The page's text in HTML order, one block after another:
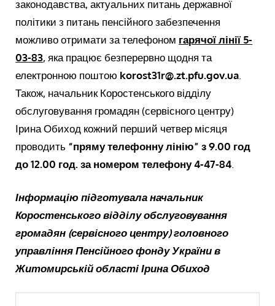
законодавства, актуальних питань державної
політики з питань пенсійного забезпечення
можливо отримати за телефоном гарячої лінії 5-
03-83, яка працює безперервно щодня та
електронною поштою korost31r@.zt.pfu.gov.ua
Також, начальник Коростенського відділу
обслуговування громадян (сервісного центру)
Ірина Обиход кожний перший четвер місяця
проводить “пряму телефонну лінію” з 9.00 год
до 12.00 год. за номером телефону 4-47-84
Інформацію підготувала начальник
Коростенського відділу обслуговування
громадян (сервісного центру) головного
управління Пенсійного фонду України в
Житомирській області Ірина Обиход